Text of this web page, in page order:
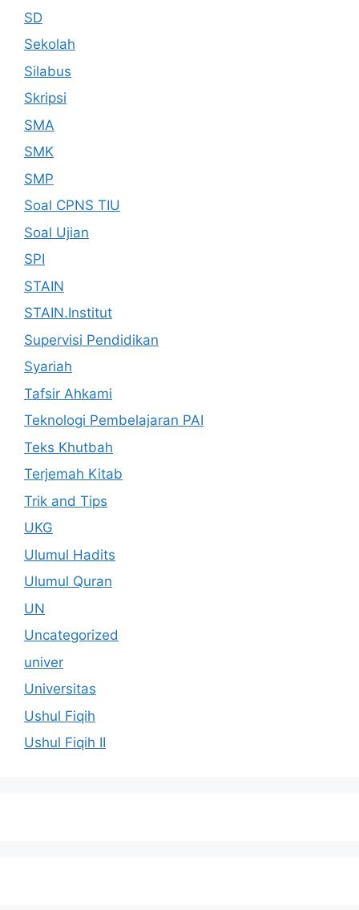
SD
Sekolah
Silabus
Skripsi
SMA
SMK
SMP
Soal CPNS TIU
Soal Ujian
SPI
STAIN
STAIN.Institut
Supervisi Pendidikan
Syariah
Tafsir Ahkami
Teknologi Pembelajaran PAI
Teks Khutbah
Terjemah Kitab
Trik and Tips
UKG
Ulumul Hadits
Ulumul Quran
UN
Uncategorized
univer
Universitas
Ushul Fiqih
Ushul Fiqih II